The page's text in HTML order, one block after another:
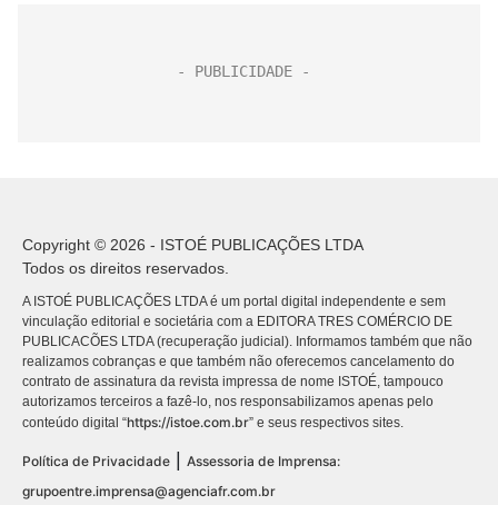
Copyright © 2026 - ISTOÉ PUBLICAÇÕES LTDA
Todos os direitos reservados.
A ISTOÉ PUBLICAÇÕES LTDA é um portal digital independente e sem
vinculação editorial e societária com a EDITORA TRES COMÉRCIO DE
PUBLICACÕES LTDA (recuperação judicial). Informamos também que não
realizamos cobranças e que também não oferecemos cancelamento do
contrato de assinatura da revista impressa de nome ISTOÉ, tampouco
autorizamos terceiros a fazê-lo, nos responsabilizamos apenas pelo
conteúdo digital “https://istoe.com.br” e seus respectivos sites.
Política de Privacidade
Assessoria de Imprensa:
grupoentre.imprensa@agenciafr.com.br